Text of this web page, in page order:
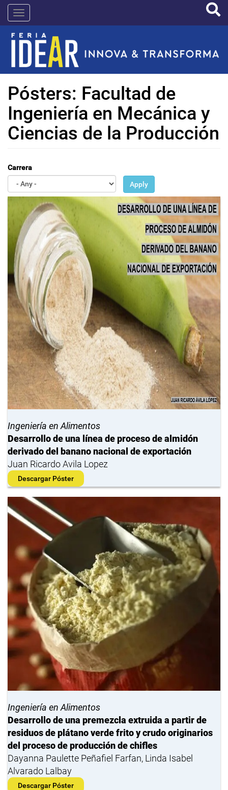
Pasar
contenido
principal
IDEAR
Pósters: Facultad de
Ingeniería en Mecánica y
Ciencias de la Producción
Carrera
Apply
Ingeniería en Alimentos
Desarrollo de una línea de proceso de almidón
derivado del banano nacional de exportación
Juan Ricardo Avila Lopez
Descargar Póster
Ingeniería en Alimentos
Desarrollo de una premezcla extruida a partir de
residuos de plátano verde frito y crudo originarios
del proceso de producción de chifles
Dayanna Paulette Peñafiel Farfan, Linda Isabel
Alvarado Lalbay
Descargar Póster